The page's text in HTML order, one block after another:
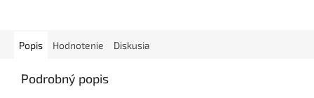
Popis Hodnotenie Diskusia
Podrobný popis